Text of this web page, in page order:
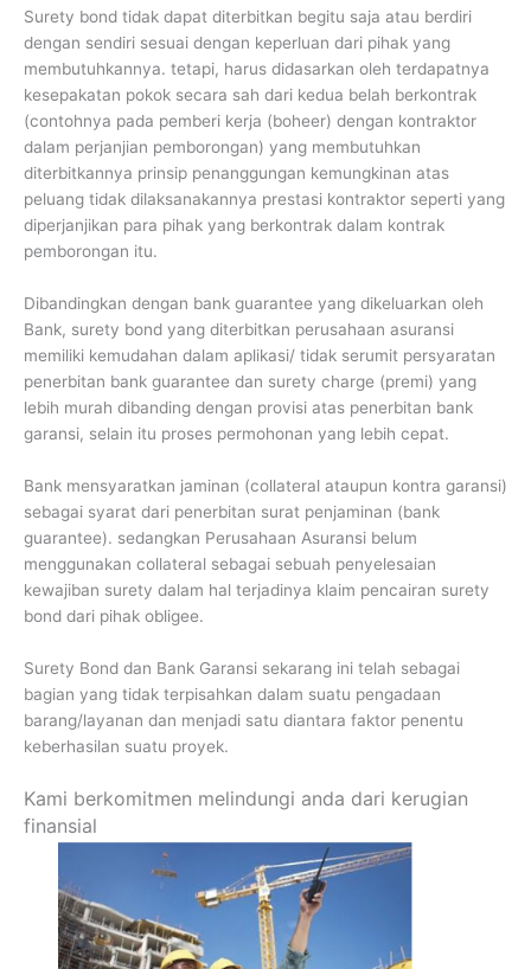
Surety bond tidak dapat diterbitkan begitu saja atau berdiri
dengan sendiri sesuai dengan keperluan dari pihak yang
membutuhkannya. tetapi, harus didasarkan oleh terdapatnya
kesepakatan pokok secara sah dari kedua belah berkontrak
(contohnya pada pemberi kerja (boheer) dengan kontraktor
dalam perjanjian pemborongan) yang membutuhkan
diterbitkannya prinsip penanggungan kemungkinan atas
peluang tidak dilaksanakannya prestasi kontraktor seperti yang
diperjanjikan para pihak yang berkontrak dalam kontrak
pemborongan itu.
Dibandingkan dengan bank guarantee yang dikeluarkan oleh
Bank, surety bond yang diterbitkan perusahaan asuransi
memiliki kemudahan dalam aplikasi/ tidak serumit persyaratan
penerbitan bank guarantee dan surety charge (premi) yang
lebih murah dibanding dengan provisi atas penerbitan bank
garansi, selain itu proses permohonan yang lebih cepat.
Bank mensyaratkan jaminan (collateral ataupun kontra garansi)
sebagai syarat dari penerbitan surat penjaminan (bank
guarantee). sedangkan Perusahaan Asuransi belum
menggunakan collateral sebagai sebuah penyelesaian
kewajiban surety dalam hal terjadinya klaim pencairan surety
bond dari pihak obligee.
Surety Bond dan Bank Garansi sekarang ini telah sebagai
bagian yang tidak terpisahkan dalam suatu pengadaan
barang/layanan dan menjadi satu diantara faktor penentu
keberhasilan suatu proyek.
Kami berkomitmen melindungi anda dari kerugian
finansial